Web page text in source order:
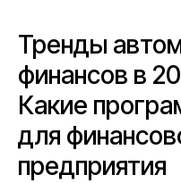
Тренды
финансов в
Какие
для
предприятия